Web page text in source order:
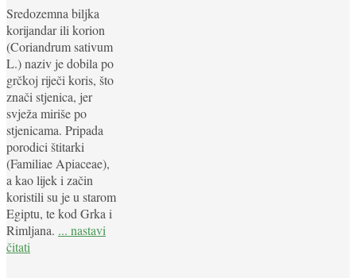
Sredozemna biljka
korijandar ili korion
(Coriandrum sativum
L.) naziv je dobila po
grčkoj riječi koris, što
znači stjenica, jer
svježa miriše po
stjenicama. Pripada
porodici štitarki
(Familiae Apiaceae),
a kao lijek i začin
koristili su je u starom
Egiptu, te kod Grka i
Rimljana. ... nastavi
čitati